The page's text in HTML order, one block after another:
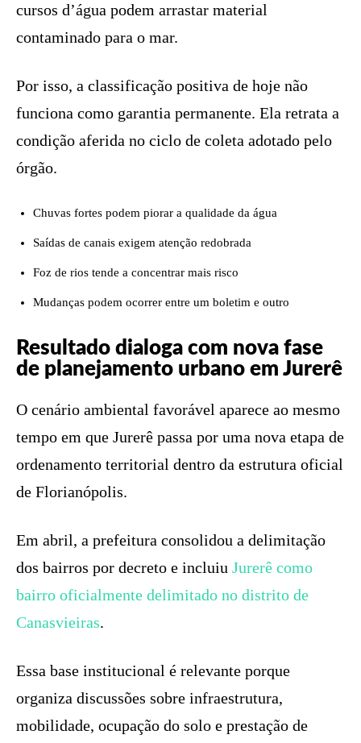
cursos d’água podem arrastar material
contaminado para o mar.
Por isso, a classificação positiva de hoje não
funciona como garantia permanente. Ela retrata a
condição aferida no ciclo de coleta adotado pelo
órgão.
Chuvas fortes podem piorar a qualidade da água
Saídas de canais exigem atenção redobrada
Foz de rios tende a concentrar mais risco
Mudanças podem ocorrer entre um boletim e outro
Resultado dialoga com nova fase
de planejamento urbano em Jurerê
O cenário ambiental favorável aparece ao mesmo
tempo em que Jurerê passa por uma nova etapa de
ordenamento territorial dentro da estrutura oficial
de Florianópolis.
Em abril, a prefeitura consolidou a delimitação
dos bairros por decreto e incluiu Jurerê como
bairro oficialmente delimitado no distrito de
Canasvieiras.
Essa base institucional é relevante porque
organiza discussões sobre infraestrutura,
mobilidade, ocupação do solo e prestação de